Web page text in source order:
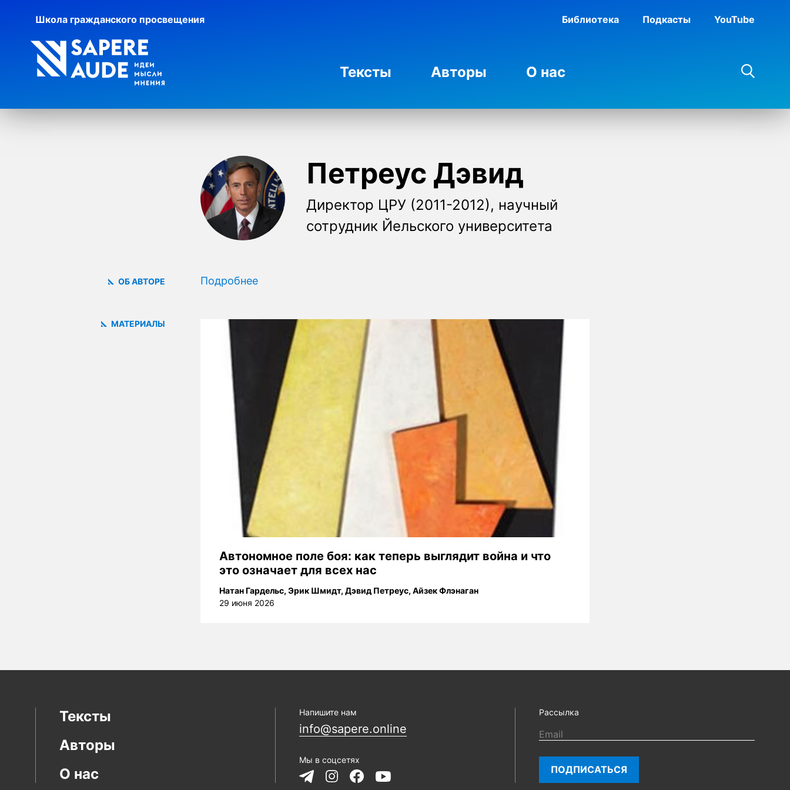
Школа гражданского просвещения Библиотека Подкасты YouTube
Тексты Авторы О нас
Петреус Дэвид
Директор ЦРУ (2011-2012), научный
сотрудник Йельского университета
ОБ АВТОРЕ Подробнее
МАТЕРИАЛЫ
Автономное поле боя: как теперь выглядит война и что
это означает для всех нас
Натан Гардельс, Эрик Шмидт, Дэвид Петреус, Айзек Флэнаган
29 июня 2026
Тексты
Авторы
О нас
Напишите нам
info@sapere.online
Мы в соцсетях
Рассылка
ПОДПИСАТЬСЯ